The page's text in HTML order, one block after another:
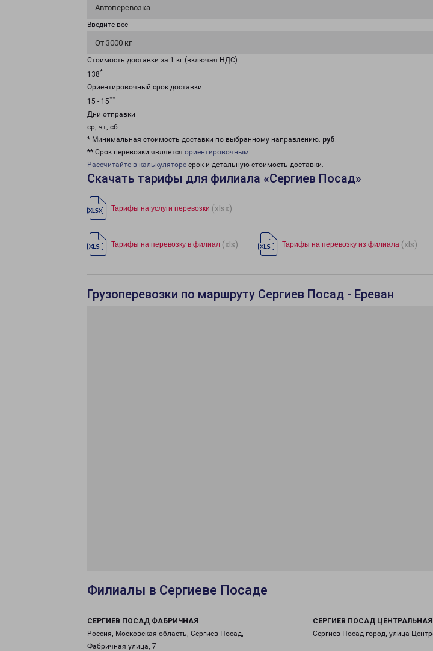
Автоперевозка
Введите вес
От 3000 кг
Стоимость доставки за 1 кг (включая НДС)
138*
Ориентировочный срок доставки
15 - 15**
Дни отправки
ср, чт, сб
* Минимальная стоимость доставки по выбранному направлению: руб.
** Срок перевозки является ориентировочным
Рассчитайте в калькуляторе срок и детальную стоимость доставки.
Скачать тарифы для филиала «Сергиев Посад»
Тарифы на услуги перевозки (xlsx)
Тарифы на перевозку в филиал (xls) Тарифы на перевозку из филиала (xls)
Грузоперевозки по маршруту Сергиев Посад - Ереван
Филиалы в Сергиеве Посаде
СЕРГИЕВ ПОСАД ФАБРИЧНАЯ
Россия, Московская область, Сергиев Посад,
Фабричная улица, 7
СЕРГИЕВ ПОСАД ЦЕНТРАЛЬНАЯ
Сергиев Посад город, улица